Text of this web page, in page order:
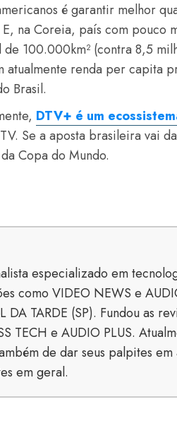
é garantir melhor
na Coreia, país com pouco
100.000km² (contra 8,5
atualmente renda per capita
Brasil.
DTV+ é um
Se a aposta brasileira vai
Copa do Mundo.
especializado em
como VIDEO NEWS e
DA TARDE (SP). Fundou as
TECH e AUDIO PLUS.
de dar seus palpites em
em geral.